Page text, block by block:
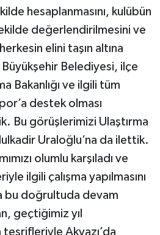
hesaplanmasını, kulübün
değerlendirilmesini ve
elini taşın altına
Büyükşehir Belediyesi, ilçe
Bakanlığı ve ilgili tüm
destek olması
Bu görüşlerimizi Ulaştırma
Uraloğlu’na da ilettik.
olumlu karşıladı ve
ilgili çalışma yapılmasını
bu doğrultuda devam
geçtiğimiz yıl
teşrifleriyle Akyazı’da